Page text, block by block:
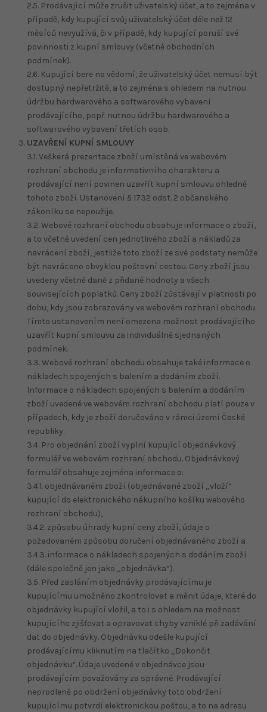
2.5. Prodávající může zrušit uživatelský účet, a to zejména v
případě, kdy kupující svůj uživatelský účet déle než 12
měsíců nevyužívá, či v případě, kdy kupující poruší své
povinnosti z kupní smlouvy (včetně obchodních
podmínek).
2.6. Kupující bere na vědomí, že uživatelský účet nemusí být
dostupný nepřetržitě, a to zejména s ohledem na nutnou
údržbu hardwarového a softwarového vybavení
prodávajícího, popř. nutnou údržbu hardwarového a
softwarového vybavení třetích osob.
UZAVŘENÍ KUPNÍ SMLOUVY
3.1. Veškerá prezentace zboží umístěná ve webovém
rozhraní obchodu je informativního charakteru a
prodávající není povinen uzavřít kupní smlouvu ohledně
tohoto zboží. Ustanovení § 1732 odst. 2 občanského
zákoníku se nepoužije.
3.2. Webové rozhraní obchodu obsahuje informace o zboží,
a to včetně uvedení cen jednotlivého zboží a nákladů za
navrácení zboží, jestliže toto zboží ze své podstaty nemůže
být navráceno obvyklou poštovní cestou. Ceny zboží jsou
uvedeny včetně daně z přidané hodnoty a všech
souvisejících poplatků. Ceny zboží zůstávají v platnosti po
dobu, kdy jsou zobrazovány ve webovém rozhraní obchodu.
Tímto ustanovením není omezena možnost prodávajícího
uzavřít kupní smlouvu za individuálně sjednaných
podmínek.
3.3. Webové rozhraní obchodu obsahuje také informace o
nákladech spojených s balením a dodáním zboží.
Informace o nákladech spojených s balením a dodáním
zboží uvedené ve webovém rozhraní obchodu platí pouze v
případech, kdy je zboží doručováno v rámci území České
republiky.
3.4. Pro objednání zboží vyplní kupující objednávkový
formulář ve webovém rozhraní obchodu. Objednávkový
formulář obsahuje zejména informace o:
3.4.1. objednávaném zboží (objednávané zboží „vloží“
kupující do elektronického nákupního košíku webového
rozhraní obchodu),
3.4.2. způsobu úhrady kupní ceny zboží, údaje o
požadovaném způsobu doručení objednávaného zboží a
3.4.3. informace o nákladech spojených s dodáním zboží
(dále společně jen jako „objednávka“).
3.5. Před zasláním objednávky prodávajícímu je
kupujícímu umožněno zkontrolovat a měnit údaje, které do
objednávky kupující vložil, a to i s ohledem na možnost
kupujícího zjišťovat a opravovat chyby vzniklé při zadávání
dat do objednávky. Objednávku odešle kupující
prodávajícímu kliknutím na tlačítko „Dokončit
objednávku“. Údaje uvedené v objednávce jsou
prodávajícím považovány za správné. Prodávající
neprodleně po obdržení objednávky toto obdržení
kupujícímu potvrdí elektronickou poštou, a to na adresu